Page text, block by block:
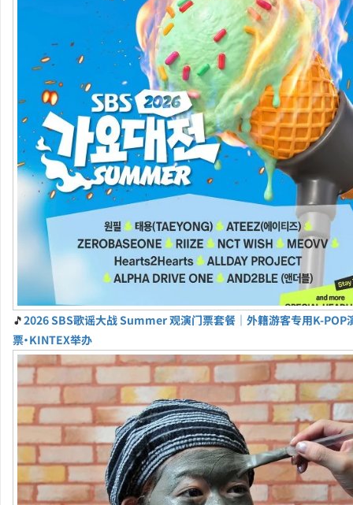
🎵2026 SBS歌谣大战 Summer 观演门票套餐｜外籍游客专用K-POP
票・KINTEX举办